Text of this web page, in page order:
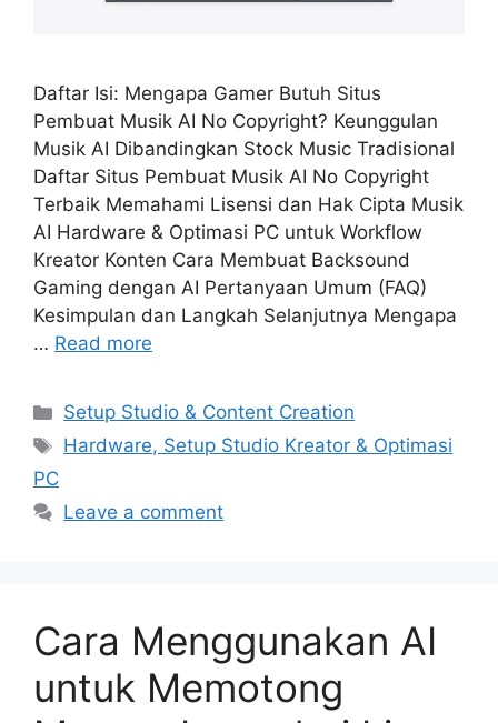
Daftar Isi: Mengapa Gamer Butuh Situs
Pembuat Musik AI No Copyright? Keunggulan
Musik AI Dibandingkan Stock Music Tradisional
Daftar Situs Pembuat Musik AI No Copyright
Terbaik Memahami Lisensi dan Hak Cipta Musik
AI Hardware & Optimasi PC untuk Workflow
Kreator Konten Cara Membuat Backsound
Gaming dengan AI Pertanyaan Umum (FAQ)
Kesimpulan dan Langkah Selanjutnya Mengapa
… Read more
Categories
Setup Studio & Content Creation
Tags
Hardware, Setup Studio Kreator & Optimasi
PC
Leave a comment
Cara Menggunakan AI
untuk Memotong